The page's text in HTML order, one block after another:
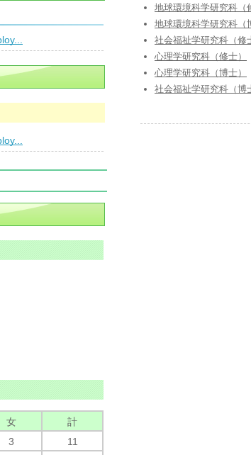
女 計
3
11
地球環境科学研究科（
地球環境科学研究科（
社会福祉学研究科（修
心理学研究科（修士）
心理学研究科（博士）
社会福祉学研究科（博